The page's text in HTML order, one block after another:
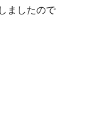
ましたので